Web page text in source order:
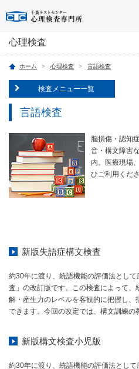
心理検査
ホーム 心理検査 言語検査
検査メニュー一覧
言語検査
脳損傷・認知
音・構文障害
内。医療現場
ひご利用くださ
新版失語症構文検査
約30年に渡り、統語機能の評価法とし
査」の改訂版です。この検査によって、
解・産生力のレベルを客観的に把握し
できます。今回の改定では、構文訓練の
新版構文検査小児版
約30年に渡り、統語機能の評価法とし